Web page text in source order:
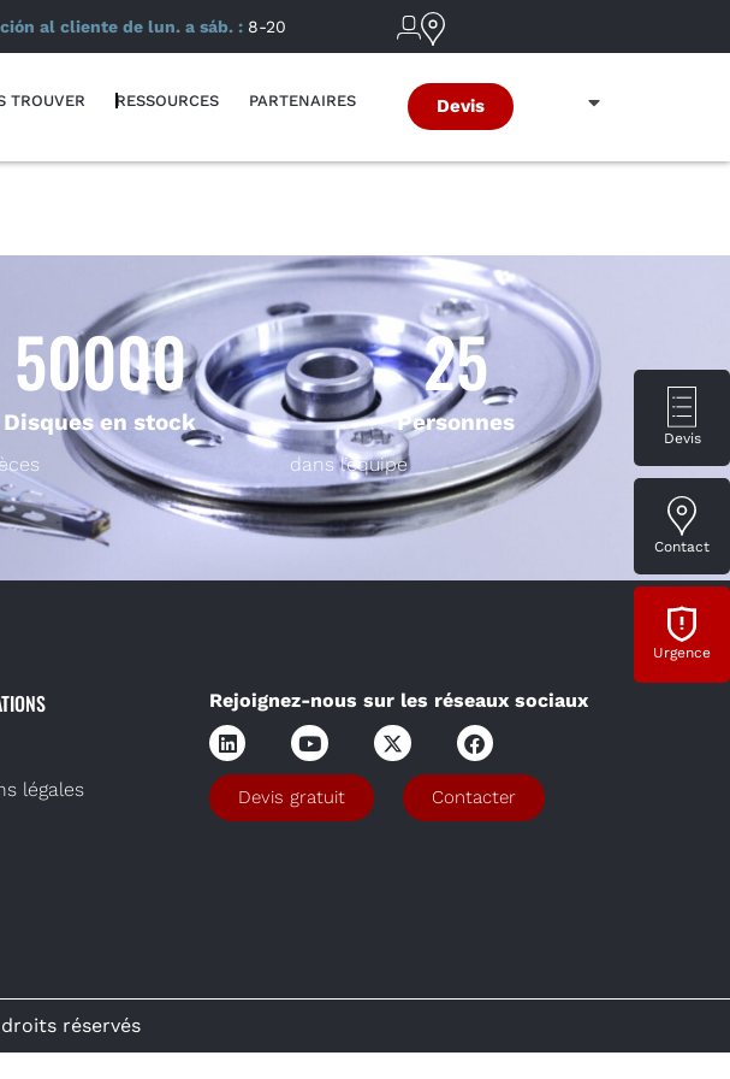
Devis
Contact
Urgence
al cliente de lun. a sáb. : 8-20
TROUVER RESSOURCES PARTENAIRES Devis
Disques en stock
50000
Personnes
25
dans l’équipe
légales
Rejoignez-nous sur les réseaux sociaux
Devis gratuit Contacter
réservés